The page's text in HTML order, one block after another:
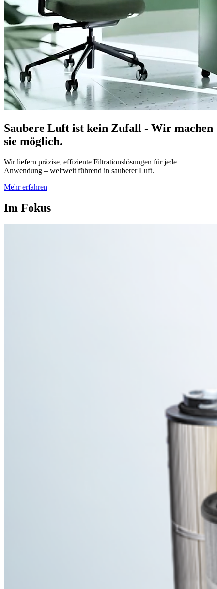
Saubere Luft ist kein Zufall - Wir machen
sie möglich.
Wir liefern präzise, effiziente Filtrationslösungen für jede
Anwendung – weltweit führend in sauberer Luft.
Mehr erfahren
Im Fokus